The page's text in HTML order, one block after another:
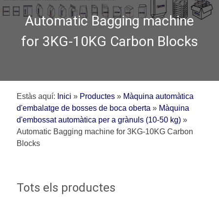
Automatic Bagging machine
for 3KG-10KG Carbon Blocks
Estàs aquí: Inici » Productes » Màquina automàtica
d'embalatge de bosses de boca oberta » Màquina
d'embossat automàtica per a grànuls (10-50 kg) »
Automatic Bagging machine for 3KG-10KG Carbon
Blocks
Tots els productes